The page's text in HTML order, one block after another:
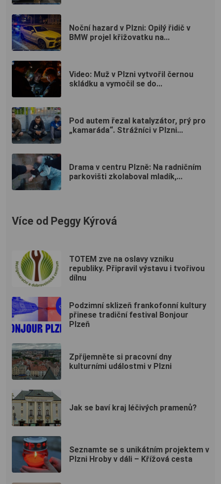
Noční hazard v Plzni: Opilý řidič v
BMW projel křižovatku na...
Video: Muž v Plzni vytvořil černou
skládku a vymočil se do...
Pod autem řezal katalyzátor, prý pro
„kamaráda“. Strážníci v Plzni...
Drama v centru Plzně: Na radničním
parkovišti zkolaboval mladík,...
Více od Peggy Kýrová
TOTEM zve na oslavy vzniku
republiky. Připravil výstavu i tvořivou
dílnu
Podzimní sklizeň frankofonní kultury
přinese tradiční festival Bonjour
Plzeň
Zpříjemněte si pracovní dny
kulturními událostmi v Plzni
Jak se baví kraj léčivých pramenů?
Seznamte se s unikátním projektem v
Plzni Hroby v dáli – Křížová cesta